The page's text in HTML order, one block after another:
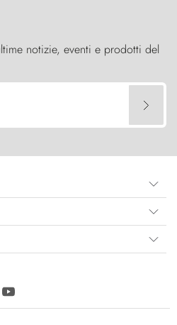
notizie, eventi e prodotti del